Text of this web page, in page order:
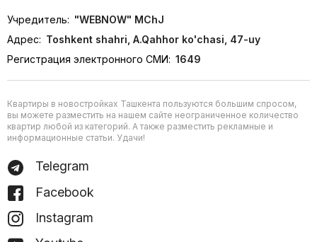
Учредитель: "WEBNOW" MChJ
Адрес: Toshkent shahri, A.Qahhor ko'chasi, 47-uy
Регистрация электронного СМИ: 1649
Квартиры в новостройках Ташкента пользуются большим спросом,
вы можете разместить на нашем сайте неограниченное количество
квартир любой из категорий. А также разместить рекламные и
информационные статьи. Удачи!
Telegram
Facebook
Instagram